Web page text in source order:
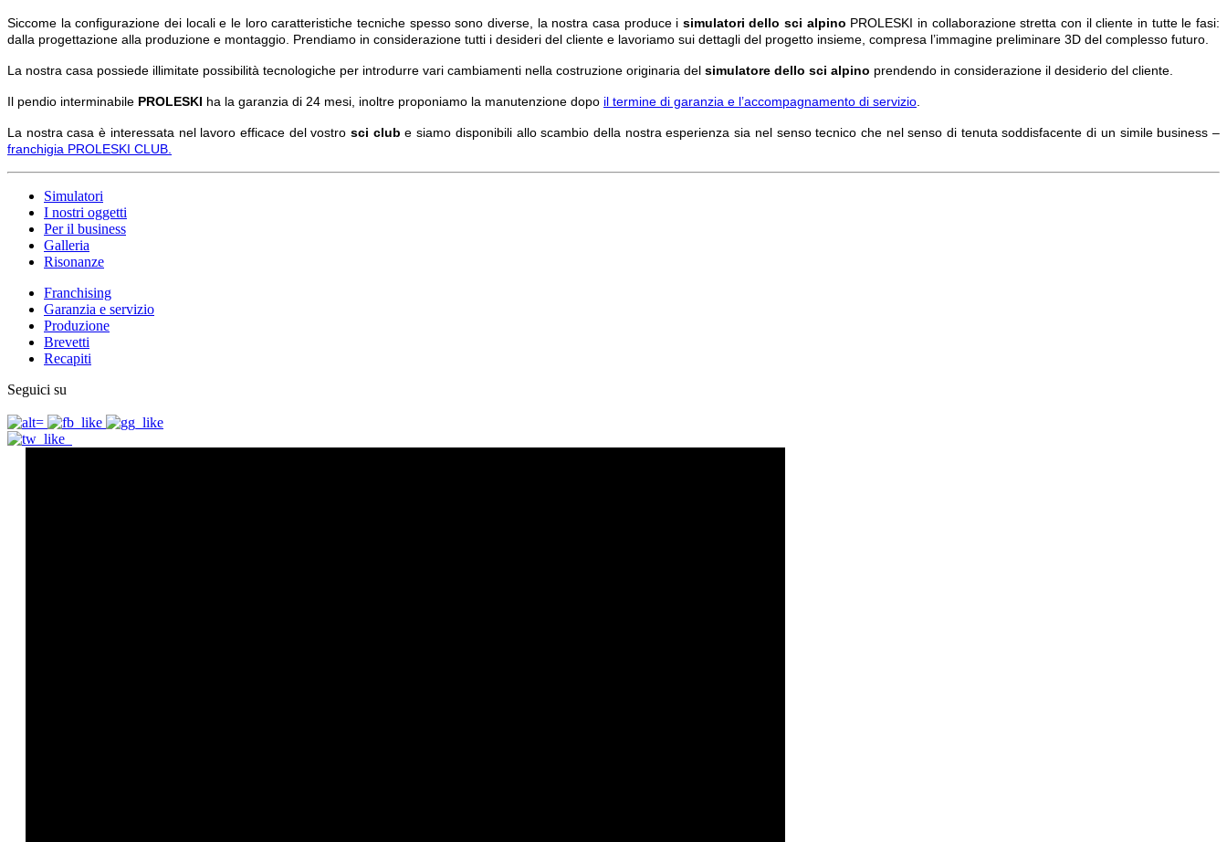
Siccome la configurazione dei locali e le loro caratteristiche tecniche spesso sono diverse, la nostra casa produce i simulatori dello sci alpino PROLESKI in collaborazione stretta con il cliente in tutte le fasi:
dalla progettazione alla produzione e montaggio. Prendiamo in considerazione tutti i desideri del cliente e lavoriamo sui dettagli del progetto insieme, compresa l’immagine preliminare 3D del complesso futuro.
La nostra casa possiede illimitate possibilità tecnologiche per introdurre vari cambiamenti nella costruzione originaria del simulatore dello sci alpino prendendo in considerazione il desiderio del cliente.
Il pendio interminabile PROLESKI ha la garanzia di 24 mesi, inoltre proponiamo la manutenzione dopo il termine di garanzia e l’accompagnamento di servizio
La nostra casa è interessata nel lavoro efficace del vostrosci clube siamo disponibili allo scambio della nostra esperienza sia nel senso tecnico che nel senso di tenuta soddisfacente di un simile business –
franchigia PROLESKI CLUB.
Simulatori
I nostri oggetti
Per il business
Galleria
Risonanze
Franchising
Garanzia e servizio
Produzione
Brevetti
Recapiti
Seguici su